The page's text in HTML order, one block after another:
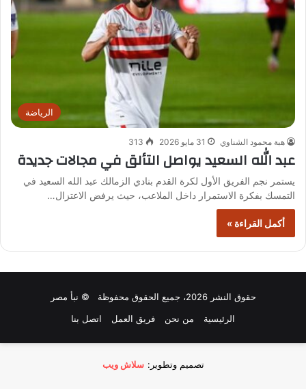
الرياضة
هبة محمود الشناوي 31 مايو 2026 313
عبد الله السعيد يواصل التألق في مجالات جديدة
يستمر نجم الفريق الأول لكرة القدم بنادي الزمالك عبد الله السعيد في
التمسك بفكرة الاستمرار داخل الملاعب، حيث يرفض الاعتزال…
أكمل القراءة »
حقوق النشر 2026، جميع الحقوق محفوظة © نبأ مصر
الرئيسية
من نحن فريق العمل اتصل بنا
تصميم وتطوير: سلاش ويب